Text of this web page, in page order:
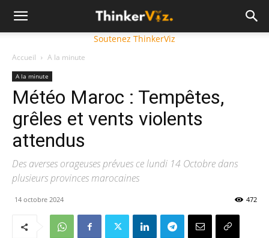
Soutenez ThinkerViz
Accueil A la minute
A la minute
Météo Maroc : Tempêtes,
grêles et vents violents
attendus
Des averses orageuses prévues ce lundi 14 Octobre dans
plusieurs provinces marocaines
14 octobre 2024 472